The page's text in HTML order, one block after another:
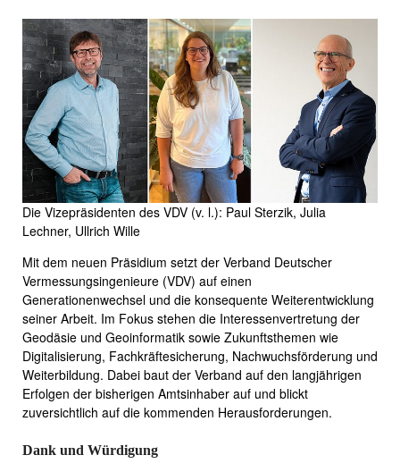
Die Vizepräsidenten des VDV (v. l.): Paul Sterzik, Julia
Lechner, Ullrich Wille
Mit dem neuen Präsidium setzt der Verband Deutscher
Vermessungsingenieure (VDV) auf einen
Generationenwechsel und die konsequente Weiterentwicklung
seiner Arbeit. Im Fokus stehen die Interessenvertretung der
Geodäsie und Geoinformatik sowie Zukunftsthemen wie
Digitalisierung, Fachkräftesicherung, Nachwuchsförderung und
Weiterbildung. Dabei baut der Verband auf den langjährigen
Erfolgen der bisherigen Amtsinhaber auf und blickt
zuversichtlich auf die kommenden Herausforderungen.
Dank und Würdigung